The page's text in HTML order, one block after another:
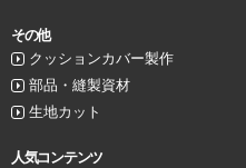
その他
クッションカバー製作
部品・縫製資材
生地カット
人気コンテンツ